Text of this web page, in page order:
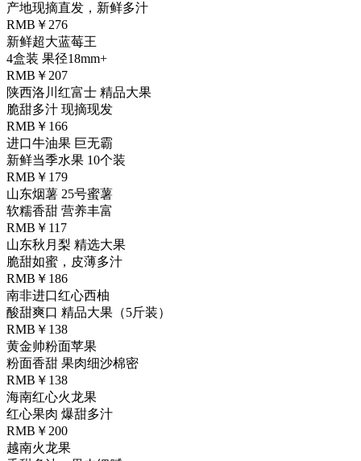
产地现摘直发，新鲜多汁
RMB￥276
新鲜超大蓝莓王
4盒装 果径18mm+
RMB￥207
陕西洛川红富士 精品大果
脆甜多汁 现摘现发
RMB￥166
进口牛油果 巨无霸
新鲜当季水果 10个装
RMB￥179
山东烟薯 25号蜜薯
软糯香甜 营养丰富
RMB￥117
山东秋月梨 精选大果
脆甜如蜜，皮薄多汁
RMB￥186
南非进口红心西柚
酸甜爽口 精品大果（5斤装）
RMB￥138
黄金帅粉面苹果
粉面香甜 果肉细沙棉密
RMB￥138
海南红心火龙果
红心果肉 爆甜多汁
RMB￥200
越南火龙果